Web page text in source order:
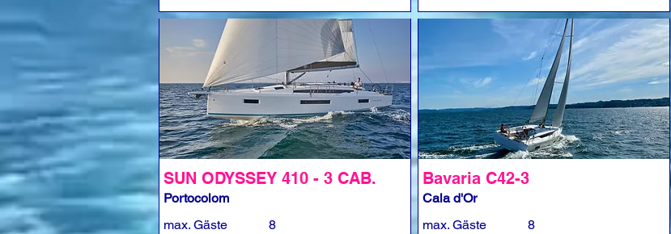
SUN ODYSSEY 410 - 3 CAB.
Portocolom
max. Gäste
8
Bavaria C42-3
Cala d'Or
max. Gäste
8